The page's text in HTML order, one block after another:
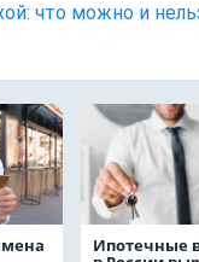
что можно и
Ипотечные